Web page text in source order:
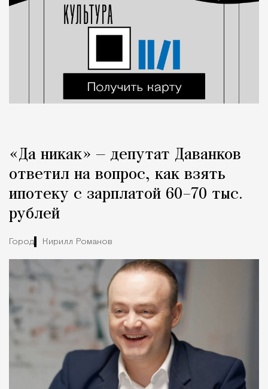
«Да никак» — депутат Даванков
ответил на вопрос, как взять
ипотеку с зарплатой 60–70 тыс.
рублей
Город Кирилл Романов